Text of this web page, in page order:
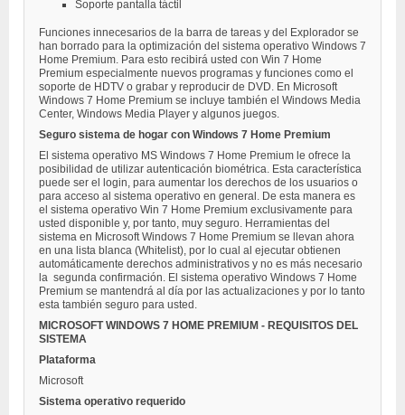
Soporte pantalla táctil
Funciones innecesarios de la barra de tareas y del Explorador se
han borrado para la optimización del sistema operativo Windows 7
Home Premium. Para esto recibirá usted con Win 7 Home
Premium especialmente nuevos programas y funciones como el
soporte de HDTV o grabar y reproducir de DVD. En Microsoft
Windows 7 Home Premium se incluye también el Windows Media
Center, Windows Media Player y algunos juegos.
Seguro sistema de hogar con Windows 7 Home Premium
El sistema operativo MS Windows 7 Home Premium le ofrece la
posibilidad de utilizar autenticación biométrica. Esta característica
puede ser el login, para aumentar los derechos de los usuarios o
para acceso al sistema operativo en general. De esta manera es
el sistema operativo Win 7 Home Premium exclusivamente para
usted disponible y, por tanto, muy seguro. Herramientas del
sistema en Microsoft Windows 7 Home Premium se llevan ahora
en una lista blanca (Whitelist), por lo cual al ejecutar obtienen
automáticamente derechos administrativos y no es más necesario
la segunda confirmación. El sistema operativo Windows 7 Home
Premium se mantendrá al día por las actualizaciones y por lo tanto
esta también seguro para usted.
MICROSOFT WINDOWS 7 HOME PREMIUM - REQUISITOS DEL
SISTEMA
Plataforma
Microsoft
Sistema operativo requerido